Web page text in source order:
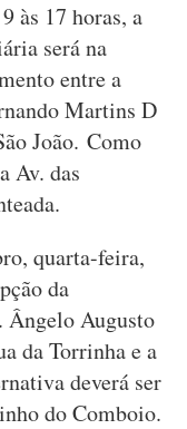
às 17 horas, a
será na
entre a
Martins D
João. Como
Av. das
quarta-feira,
da
Ângelo Augusto
da Torrinha e a
deverá ser
do Comboio.